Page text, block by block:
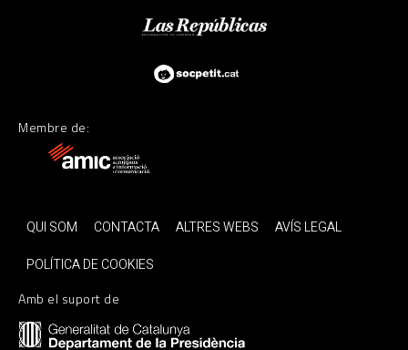
Membre de:
QUI SOM CONTACTA ALTRES WEBS
AVÍS LEGAL
POLÍTICA DE COOKIES
Amb el suport de